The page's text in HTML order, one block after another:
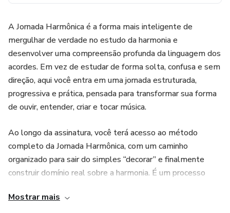
A Jornada Harmônica é a forma mais inteligente de
mergulhar de verdade no estudo da harmonia e
desenvolver uma compreensão profunda da linguagem dos
acordes. Em vez de estudar de forma solta, confusa e sem
direção, aqui você entra em uma jornada estruturada,
progressiva e prática, pensada para transformar sua forma
de ouvir, entender, criar e tocar música.
Ao longo da assinatura, você terá acesso ao método
completo da Jornada Harmônica, com um caminho
organizado para sair do simples “decorar” e finalmente
construir domínio real sobre a harmonia. É um processo
e começar a enxergar lógica, intenção e liberdade no que
Mostrar mais